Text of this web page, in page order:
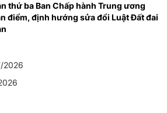
thứ ba Ban Chấp hành Trung ương
điểm, định hướng sửa đổi Luật Đất đai
2026